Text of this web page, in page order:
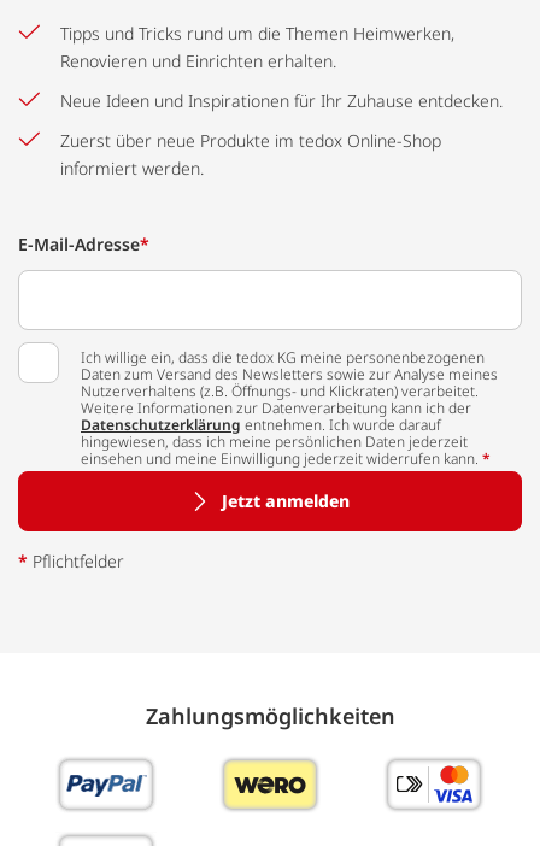
Tipps und Tricks rund um die Themen Heimwerken,
Renovieren und Einrichten erhalten.
Neue Ideen und Inspirationen für Ihr Zuhause entdecken.
Zuerst über neue Produkte im tedox Online-Shop
informiert werden.
E-Mail-Adresse*
Ich willige ein, dass die tedox KG meine personenbezogenen
Daten zum Versand des Newsletters sowie zur Analyse meines
Nutzerverhaltens (z.B. Öffnungs- und Klickraten) verarbeitet.
Weitere Informationen zur Datenverarbeitung kann ich der
Datenschutzerklärung entnehmen. Ich wurde darauf
hingewiesen, dass ich meine persönlichen Daten jederzeit
einsehen und meine Einwilligung jederzeit widerrufen kann. *
Jetzt anmelden
* Pflichtfelder
Zahlungs­möglich­keiten